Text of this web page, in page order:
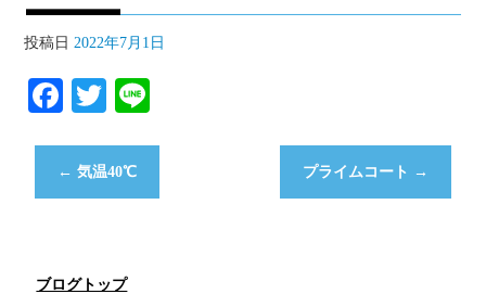
投稿日 2022年7月1日
Fa
bo
ok
T
tte
r
← 気温40℃ プライムコート →
ブログトップ